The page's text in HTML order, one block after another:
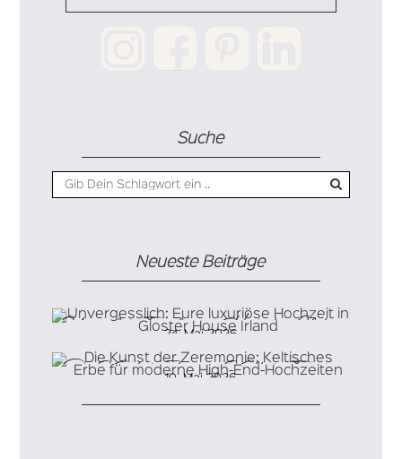
Suche
Neueste Beiträge
Unvergesslich: Eure luxuriöse Hochzeit in Gloster
House Irland
24. Mai 2026
Die Kunst der Zeremonie: Keltisches Erbe für
moderne High-End-Hochzeiten
10. Mai 2026